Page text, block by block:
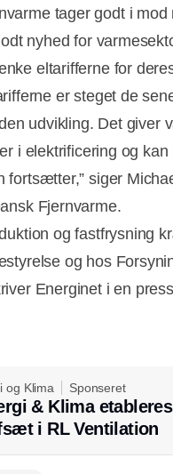
tager godt i
nyhed for
eltarifferne for
er steget de
udvikling. Det giver
i elektrificering og
fortsætter,” siger
Fjernvarme.
og fastfrysning
og hos
Energinet i en
og Klima Sponseret
& Klima
i RL Ventilation